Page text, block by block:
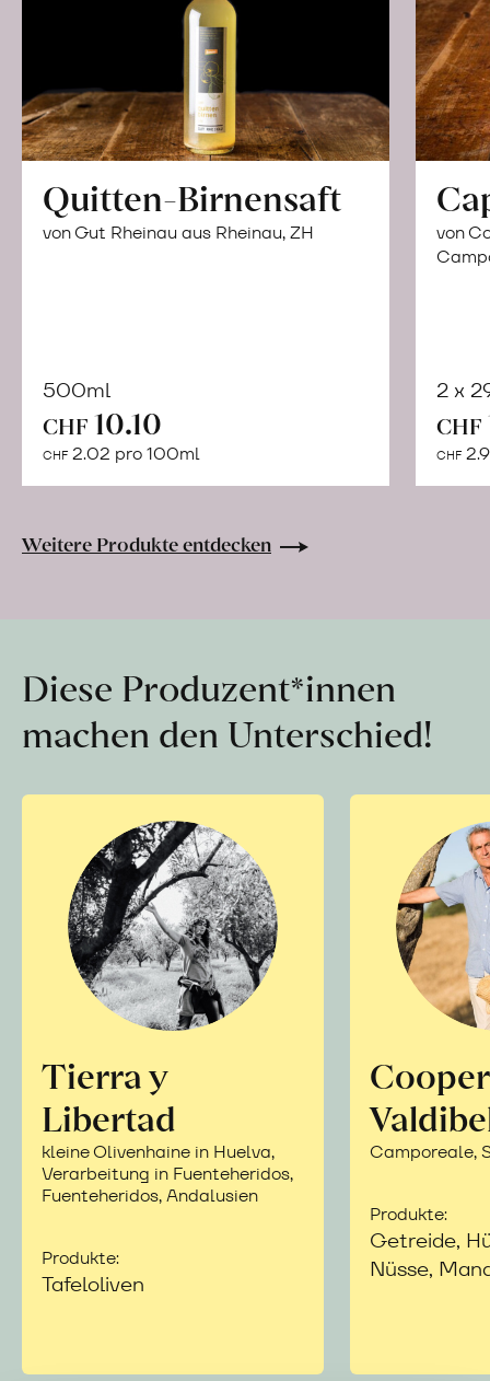
Quitten-Birnensaft
von Gut Rheinau aus Rheinau, ZH
500ml
CHF 10.10
CHF 2.02 pro 100ml
Warenkorb
von
2 x
CHF
CHF
Weitere Produkte entdecken
Diese Produzent*innen
machen den Unterschied!
Tierra y
Libertad
kleine Olivenhaine in Huelva,
Verarbeitung in Fuenteheridos,
Fuenteheridos, Andalusien
Produkte:
Tafeloliven
Camporeale,
Produkte:
Getreide,
Nüsse,